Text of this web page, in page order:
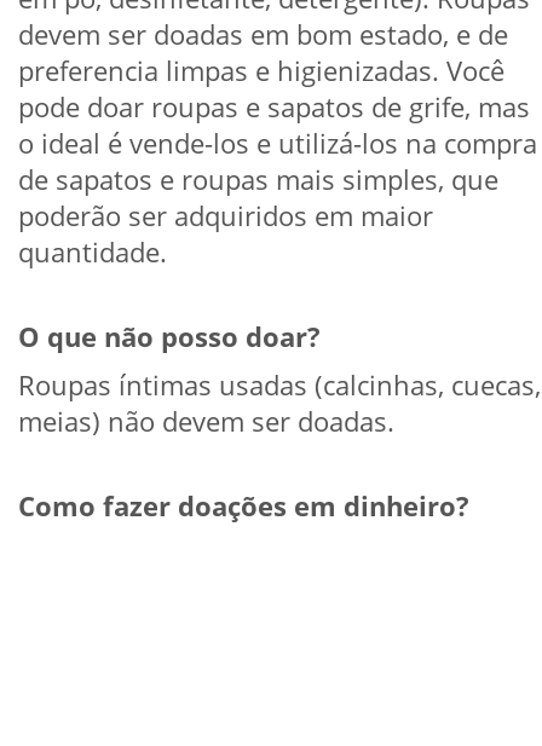
devem ser doadas em bom estado, e de
preferencia limpas e higienizadas. Você
pode doar roupas e sapatos de grife, mas
o ideal é vende-los e utilizá-los na compra
de sapatos e roupas mais simples, que
poderão ser adquiridos em maior
quantidade.
O que não posso doar?
Roupas íntimas usadas (calcinhas, cuecas,
meias) não devem ser doadas.
Como fazer doações em dinheiro?